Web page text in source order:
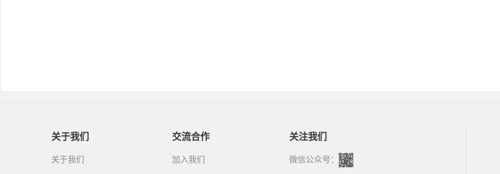
关于我们
关于我们
交流合作
加入我们
关注我们
微信公众号：